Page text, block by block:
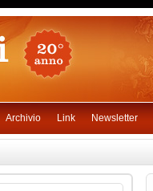
Archivio Link Newsletter